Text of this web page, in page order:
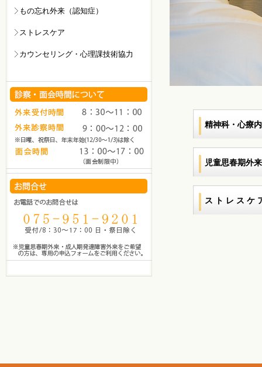
もの忘れ外来（認知症）
ストレスケア
カウンセリング・心理課技術協力
精神科・心療
児童思春期外
ス ト レ ス ケ